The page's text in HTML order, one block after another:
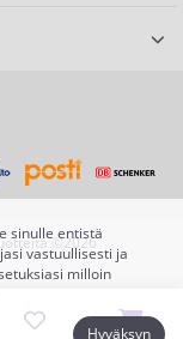
sinulle entistä
vastuullisesti ja
milloin
Hyväksyn
©2026